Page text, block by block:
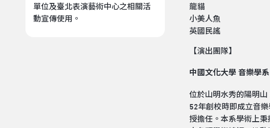
單位及臺北表演藝術中心之相關活
動宣傳使用。
龍貓
小美人魚
英國民謠
【演出團隊】
中國文化大學 音樂學系
位於山明水秀的陽明
52年創校時即成立音
授擔任。本系學術上